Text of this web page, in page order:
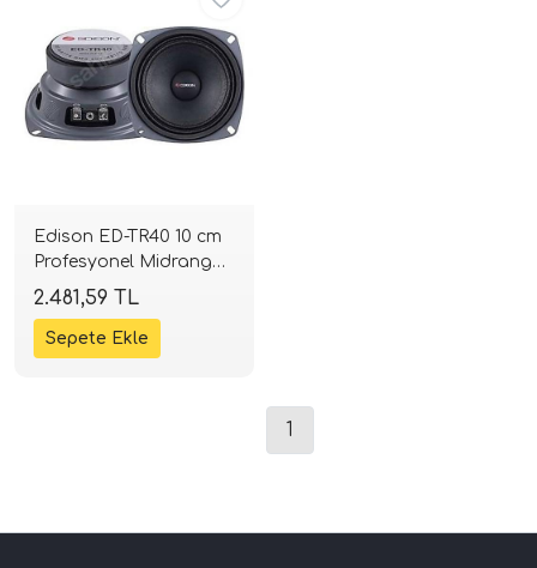
Edison ED-TR40 10 cm
Profesyonel Midrange |
50W RMS | SPLHIFI
2.481,59 TL
1